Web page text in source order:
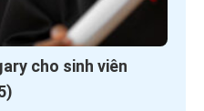
cho sinh viên